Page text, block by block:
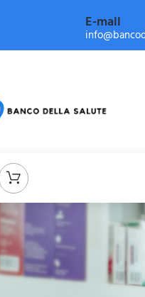
E-mail